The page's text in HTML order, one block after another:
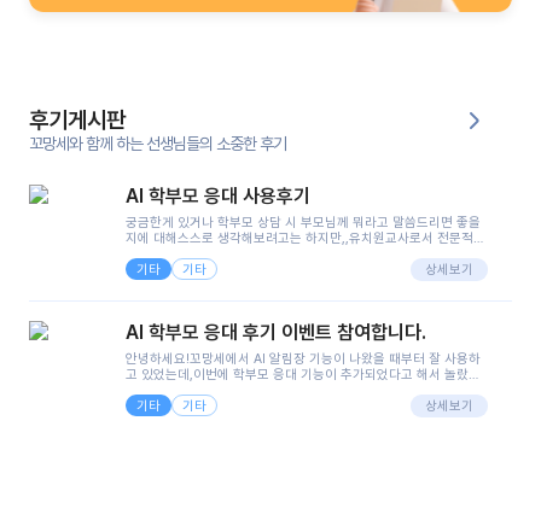
후기게시판
꼬망세와 함께 하는 선생님들의 소중한 후기
AI 학부모 응대 사용후기
궁금한게 있거나 학부모 상담 시 부모님께 뭐라고 말씀드리면 좋을
지에 대해스스로 생각해보려고는 하지만,,유치원교사로서 전문적인
려니 어려울때가...^^(저만 그런거 아니죠 ㅜㅜ)꼬망봇의 장점은 지
피티나 제미나이는 몇세이고 여자인지 남자인지 등그래도 좀 기본
정보를 제공하면서 물어봐야할 때가 있어그때마다 정보를 입력하는
으셔서 고민이 됐는데ai 학부모 응대를 써볼 수 있어서 좋았어요!앞
면..)그리고 제가 신입 때 이게 있었더라면 ㅜㅜㅜㅜ?응대 팁이 정말
좋은거 같아요지금은 그래도 아이들이 잘 이해 되지만초임 때는 정
말 어려워서 항상다른 선생님들께 도움을 요청했었거든요..ㅠ*일지
쓸 때도 좀 도움이 되는 거 같아요!
기타 기타 상세보기
AI 학부모 응대 후기 이벤트 참여합니다.
안녕하세요!꼬망세에서 AI 알림장 기능이 나왔을 때부터 잘 사용하
고 있었는데,이번에 학부모 응대 기능이 추가되었다고 해서 놀랐습
님 응대에 더 많은 부담을 느끼고 있습니다 ㅠㅠ이번에 제가 원에서
겪은 일과 학부모님께 전달드렸던 내용을 함께 보시고,저와 비슷한
기타 기타 상세보기